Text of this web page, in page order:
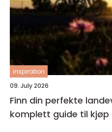
inspiration
09. July 2026
Finn din perfekte
komplett guide til kjøp